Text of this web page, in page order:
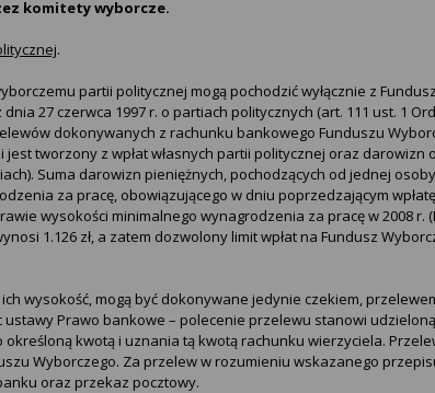
komitety wyborcze.
.
partii politycznej mogą pochodzić wyłącznie z
27 czerwca 1997 r. o partiach politycznych (art. 111 ust. 1
dokonywanych z rachunku bankowego Funduszu
tworzony z wpłat własnych partii politycznej oraz darowizn
Suma darowizn pieniężnych, pochodzących od jednej
za pracę, obowiązującego w dniu poprzedzającym
wysokości minimalnego wynagrodzenia za pracę w 2008 r.
1.126 zł, a zatem dozwolony limit wpłat na Fundusz
wysokość, mogą być dokonywane jedynie czekiem,
ustawy Prawo bankowe – polecenie przelewu stanowi
kwotą i uznania tą kwotą rachunku wierzyciela.
Wyborczego. Za przelew w rozumieniu wskazanego
oraz przekaz pocztowy.